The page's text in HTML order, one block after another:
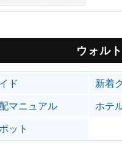
ウォル
ド 新着
マニュアル
ホテ
ット